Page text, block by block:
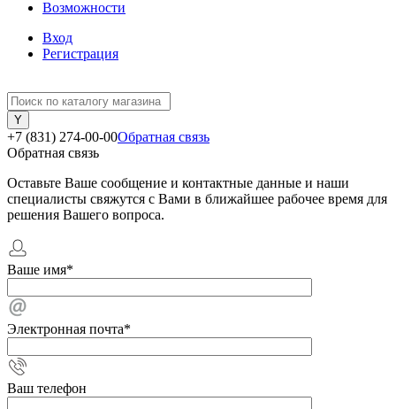
Возможности
Вход
Регистрация
+7 (831) 274-00-00Обратная связь
Обратная связь
Оставьте Ваше сообщение и контактные данные и наши
специалисты свяжутся с Вами в ближайшее рабочее время для
решения Вашего вопроса.
Ваше имя*
Электронная почта*
Ваш телефон